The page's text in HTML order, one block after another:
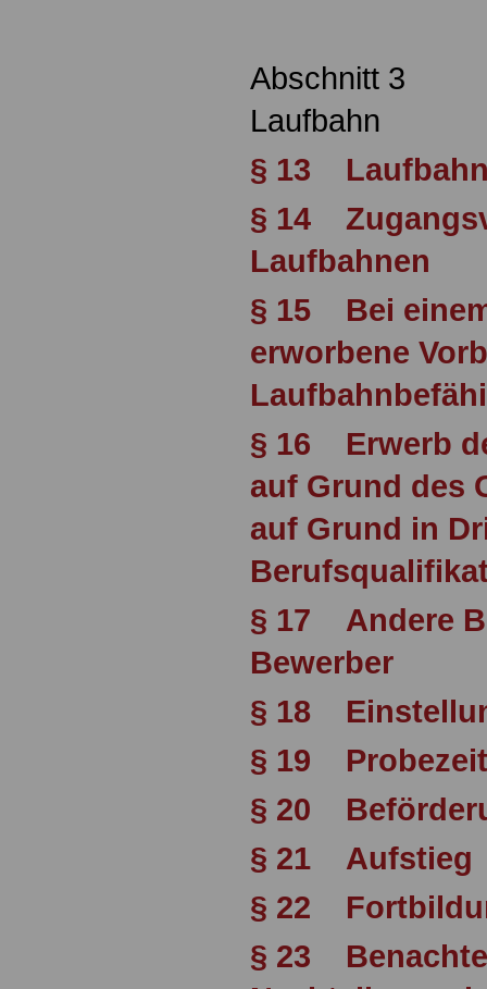
Abschnitt 3
Laufbahn
§ 13
§ 14
Laufbahnen
§ 15 Bei
erworbene
§ 16 Erwerb
auf Grund des
auf Grund in
§ 17 Andere
Bewerber
§ 18
§ 19 Probezeit
§ 20
§ 21 Aufstieg
§ 22
§ 23